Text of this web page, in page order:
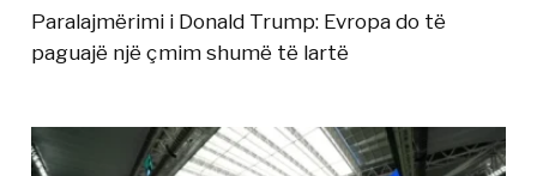
Paralajmërimi i Donald Trump: Evropa do të
paguajë një çmim shumë të lartë